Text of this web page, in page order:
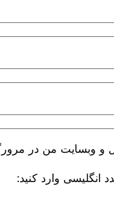
و وبسایت من در
انگلیسی وارد کنید: